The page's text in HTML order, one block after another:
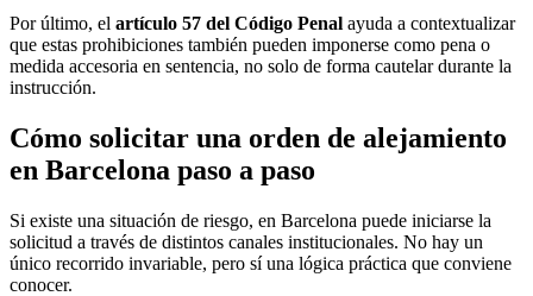
Por último, el artículo 57 del Código Penal ayuda a contextualizar
que estas prohibiciones también pueden imponerse como pena o
medida accesoria en sentencia, no solo de forma cautelar durante la
instrucción.
Cómo solicitar una orden de alejamiento
en Barcelona paso a paso
Si existe una situación de riesgo, en Barcelona puede iniciarse la
solicitud a través de distintos canales institucionales. No hay un
único recorrido invariable, pero sí una lógica práctica que conviene
conocer.